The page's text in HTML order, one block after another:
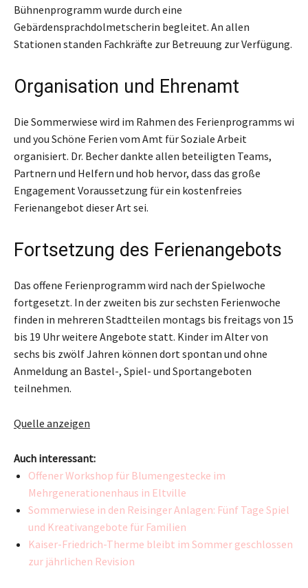
Bühnenprogramm wurde durch eine
Gebärdensprachdolmetscherin begleitet. An allen
Stationen standen Fachkräfte zur Betreuung zur Verfügung.
Organisation und Ehrenamt
Die Sommerwiese wird im Rahmen des Ferienprogramms wi
und you Schöne Ferien vom Amt für Soziale Arbeit
organisiert. Dr. Becher dankte allen beteiligten Teams,
Partnern und Helfern und hob hervor, dass das große
Engagement Voraussetzung für ein kostenfreies
Ferienangebot dieser Art sei.
Fortsetzung des Ferienangebots
Das offene Ferienprogramm wird nach der Spielwoche
fortgesetzt. In der zweiten bis zur sechsten Ferienwoche
finden in mehreren Stadtteilen montags bis freitags von 15
bis 19 Uhr weitere Angebote statt. Kinder im Alter von
sechs bis zwölf Jahren können dort spontan und ohne
Anmeldung an Bastel-, Spiel- und Sportangeboten
teilnehmen.
Quelle anzeigen
Auch interessant:
Offener Workshop für Blumengestecke im
Mehrgenerationenhaus in Eltville
Sommerwiese in den Reisinger Anlagen: Fünf Tage Spiel
und Kreativangebote für Familien
Kaiser-Friedrich-Therme bleibt im Sommer geschlossen
zur jährlichen Revision